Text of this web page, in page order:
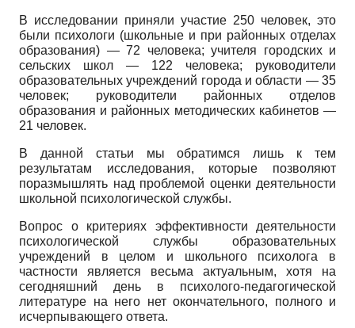
В исследовании приняли участие 250 человек, это
были психологи (школьные и при районных отделах
образования) — 72 человека; учителя городских и
сельских школ — 122 человека; руководители
образовательных учреждений города и области — 35
человек; руководители районных отделов
образования и районных методических кабинетов —
21 человек.
В данной статьи мы обратимся лишь к тем
результатам исследования, которые позволяют
поразмышлять над проблемой оценки деятельности
школьной психологической службы.
Вопрос о критериях эффективности деятельности
психологической службы образовательных
учреждений в целом и школьного психолога в
частности является весьма актуальным, хотя на
сегодняшний день в психолого-педагогической
литературе на него нет окончательного, полного и
исчерпывающего ответа.